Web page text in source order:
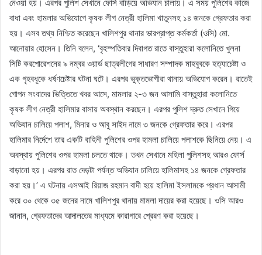
নেওয়া হয়। এরপর পুলিশ সেখানে ফোর্স বাড়িয়ে অভিযান চালায়। এ সময় পুলিশের কাজে
বাধা এবং হামলার অভিযোগে কৃষক লীগ নেত্রী হালিমা খাতুনসহ ১৪ জনকে গ্রেফতার করা
হয়। এসব তথ্য নিশ্চিত করেছেন খালিশপুর থানার ভারপ্রাপ্ত কর্মকর্তা (ওসি) মো.
আনোয়ার হোসেন। তিনি বলেন, ‘বৃহস্পতিবার দিবাগত রাতে বাস্তুহারা কলোনিতে খুলনা
সিটি করপোরেশনের ৯ নম্বর ওয়ার্ড ছাত্রলীগের সাধারণ সম্পাদক মাহবুবকে হত্যাচেষ্টা ও
এক গৃহবধূকে ধর্ষণচেষ্টার ঘটনা ঘটে। এরপর ভুক্তভোগীরা থানায় অভিযোগ করেন। রাতেই
গোপন সংবাদের ভিত্তিতে খবর আসে, মামলার ২-৩ জন আসামি বাস্তুহারা কলোনিতে
কৃষক লীগ নেত্রী হালিমার বাসায় অবস্থান করছেন। এরপর পুলিশ দ্রুত সেখানে গিয়ে
অভিযান চালিয়ে পলাশ, মিনার ও আবু সাইদ নামে ৩ জনকে গ্রেফতার করে। এরপর
হালিমার নির্দেশে তার একটি বাহিনী পুলিশের ওপর হামলা চালিয়ে পলাশকে ছিনিয়ে নেয়। এ
অবস্থায় পুলিশের ওপর হামলা চলতে থাকে। তখন সেখানে মহিলা পুলিশসহ আরও ফোর্স
বাড়ানো হয়। এরপর রাত দেড়টা পর্যন্ত অভিযান চালিয়ে হালিমাসহ ১৪ জনকে গ্রেফতার
করা হয়।’ এ ঘটনায় এসআই রিয়াজ রহমান বাদী হয়ে হালিমা ইসলামকে প্রধান আসামী
করে ৩০ থেকে ৩৫ জনের নামে খালিশপুর থানায় মামলা দায়ের করা হয়েছে। ওসি আরও
জানান, গ্রেফতাদের আদালতের মাধ্যমে কারাগারে প্রেরণ করা হয়েছে।